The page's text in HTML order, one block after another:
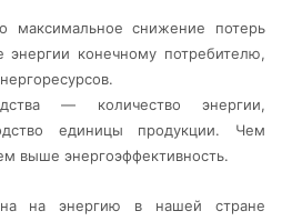
максимальное снижение потерь
энергии конечному потребителю,
— количество энергии,
единицы продукции. Чем
выше энергоэффективность.
на энергию в нашей стране